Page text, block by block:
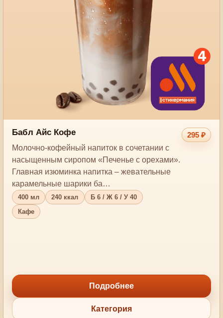
Бабл Айс Кофе
295 ₽
Молочно-кофейный напиток в сочетании с
насыщенным сиропом «Печенье с орехами».
Главная изюминка напитка – жевательные
карамельные шарики ба…
400 мл 240 ккал
Б 6 / Ж 6 / У 40
Кафе
Подробнее
Категория